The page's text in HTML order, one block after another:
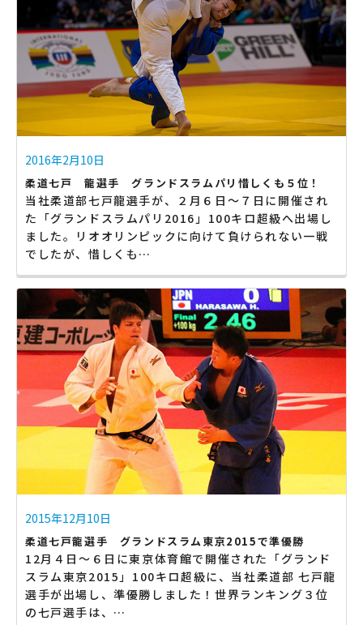
2016年2月10日
柔道七戸 龍選手 グランドスラムパリ惜しくも５位！
当社柔道部七戸龍選手が、２月６日〜７日に開催され
た「グランドスラムパリ2016」100キロ超級へ出場し
ました。リオオリンピックに向けて負けられない一戦
でしたが、惜しくも…
2015年12月10日
柔道七戸龍選手 グランドスラム東京2015で準優勝
12月４日〜６日に東京体育館で開催された「グランド
スラム東京2015」100キロ超級に、当社柔道部 七戸龍
選手が出場し、準優勝しました！世界ランキング３位
の七戸選手は、…